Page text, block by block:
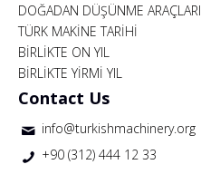
DOĞADAN DÜŞÜNME ARAÇLARI
TÜRK MAKİNE TARİHİ
BİRLİKTE ON YIL
BİRLİKTE YİRMİ YIL
Contact Us
info@turkishmachinery.org
+90 (312) 444 12 33